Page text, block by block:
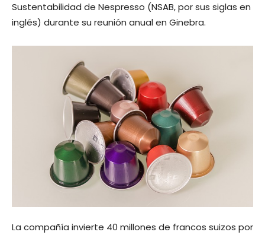
Sustentabilidad de Nespresso (NSAB, por sus siglas en
inglés) durante su reunión anual en Ginebra.
La compañía invierte 40 millones de francos suizos por